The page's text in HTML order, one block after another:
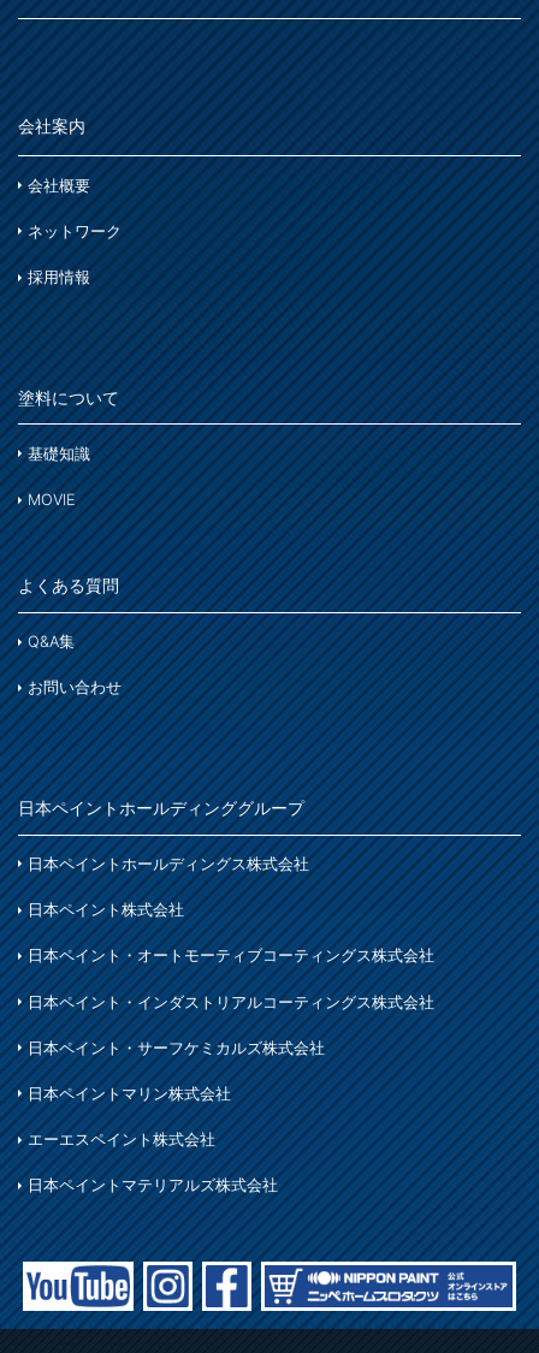
SDGsへの取り組み
活動内容
SDSお問い合わせ SDS
個人情報について PRIVACY POLICY
オンラインショップ ONLINE SHOP
石材・タイル
木部
コンクリート基礎
門扉・手すり・ドア・雨戸
木部
鉄部
アルミ
ステンレス
コンクリート
床・ベランダ・屋上
コンクリート床・アスファルト
ガーデン
プラスチック製品
木部
鉄製品
着色
ホビー・工作
石材・タイル
着色
木部
窓枠・ドア・棚
木部
鉄部
アルミ
家具・電化製品
木部
ホビー・工作
木部
鉄部
紙・発泡スチロール
その他
ガーデン
着色
トタン屋根
かわら屋根
コンクリート床・アスファルト
外壁・塀
ガーデン木部
木部ステイン・ニス・ワックス
スプレー
ホビー・工作
塗装用具
は
ま
や
ら
わ
会社案内
会社概要
ネットワーク
採用情報
塗料について
基礎知識
MOVIE
よくある質問
Q&A集
お問い合わせ
日本ペイントホールディンググループ
日本ペイントホールディングス株式会社
日本ペイント株式会社
日本ペイント・オートモーティブコーティングス株式会社
日本ペイント・インダストリアルコーティングス株式会社
日本ペイント・サーフケミカルズ株式会社
日本ペイントマリン株式会社
エーエスペイント株式会社
日本ペイントマテリアルズ株式会社